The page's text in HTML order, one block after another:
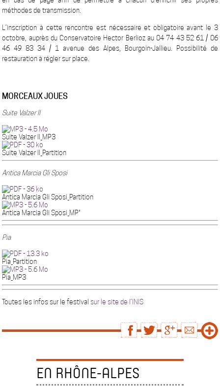
méthodes de transmission.
L’inscription à cette rencontre est nécessaire et obligatoire avant le 3
octobre, auprès du Conservatoire Hector Berlioz au 04 74 43 52 61 / 06
46 49 83 34 / 1 avenue des Alpes, Bourgoin-Jallieu. Possibilité de
restauration à régler sur place.
MORCEAUX JOUES
Suite Valzer II
Suite Valzer II_MP3
Suite Valzer II_Partition
Antica Marcia Gli Sposi
Antica Marcia Gli Sposi_Partition
Antica Marcia Gli Sposi_MP"
Pia
Pia_Partition
Pia_MP3
Toutes les infos sur le festival sur le site de l’INIS
EN RHÔNE-ALPES